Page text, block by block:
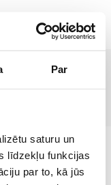
Par
saturu un
līdzekļu funkcijas
par to, kā jūs
RU